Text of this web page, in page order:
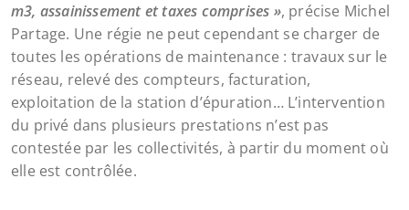
m3, assainissement et taxes comprises », précise Michel
Partage. Une régie ne peut cependant se charger de
toutes les opérations de maintenance : travaux sur le
réseau, relevé des compteurs, facturation,
exploitation de la station d’épuration… L’intervention
du privé dans plusieurs prestations n’est pas
contestée par les collectivités, à partir du moment où
elle est contrôlée.